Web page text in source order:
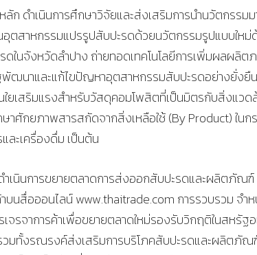
ก ดำเนินการศึกษาวิจัยและส่งเสริมการนำนวัตกรรมม
ตสาหกรรมแปรรูปสับปะรดด้วยนวัตกรรมรูปแบบใหม่
นจังหวัดลำปาง ถ่ายทอดเทคโนโลยีการเพิ่มผลผลิต
พัฒนาและแก้ไขปัญหาอุตสาหกรรมสับปะรดอย่างยั่งยื
ใยเสริมแรงสำหรับวัสดุคอมโพสิตที่เป็นมิตรกับสิ่งแว
ศักยภาพสารสกัดจากสิ่งเหลือใช้ (By Product) ในก
ะเครื่องดื่ม เป็นต้น
เนินการขยายตลาดการส่งออกสับปะรดและผลิตภัณฑ์
บนสื่อออนไลน์ www.thaitrade.com การรวบรวม จ
จรจาการค้าเพื่อขยายตลาดใหม่รองรับวิกฤติในสหรัฐ
วมทั้งรณรงค์ส่งเสริมการบริโภคสับปะรดและผลิตภัณฑ์